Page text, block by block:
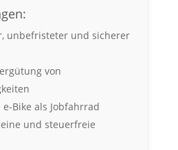
unbefristeter und sicherer
von
Bike als Jobfahrrad
und steuerfreie